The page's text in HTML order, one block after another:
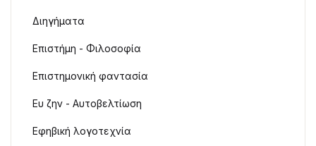
Διηγήματα
Επιστήμη - Φιλοσοφία
Επιστημονική φαντασία
Ευ ζην - Αυτοβελτίωση
Εφηβική λογοτεχνία